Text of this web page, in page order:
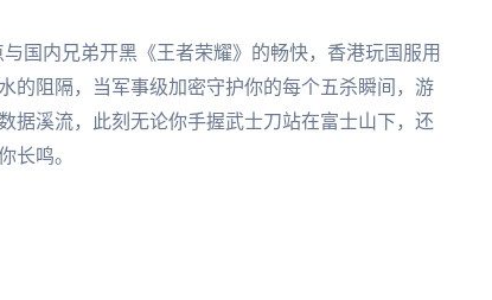
国内兄弟开黑《王者荣耀》的畅快，香港玩国服用
的阻隔，当军事级加密守护你的每个五杀瞬间，游
据溪流，此刻无论你手握武士刀站在富士山下，还
长鸣。